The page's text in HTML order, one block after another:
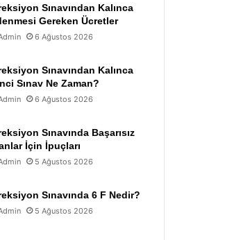
Sınavından Kalınca
Gereken Ücretler
6 Ağustos 2026
Sınavından Kalınca
Sınav Ne Zaman?
6 Ağustos 2026
Sınavında Başarısız
İçin İpuçları
5 Ağustos 2026
Sınavında 6 F Nedir?
5 Ağustos 2026